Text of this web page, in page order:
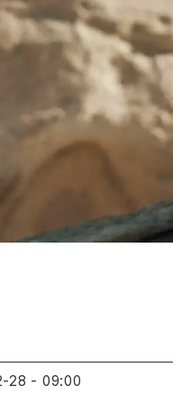
28 - 09:00